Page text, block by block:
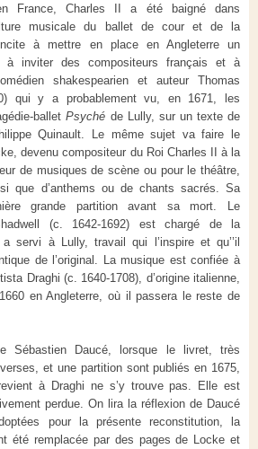
France, Charles II a été baigné dans
musicale du ballet de cour et de la
à mettre en place en Angleterre un
à inviter des compositeurs français et à
shakespearien et auteur Thomas
qui y a probablement vu, en 1671, les
balletPsyché de Lully, sur un texte de
Quinault. Le même sujet va faire le
devenu compositeur du Roi Charles II à la
de musiques de scène ou pour le théâtre,
que d’anthems ou de chants sacrés. Sa
grande partition avant sa mort. Le
(c. 1642-1692) est chargé de la
servi à Lully, travail qui l’inspire et qu’’il
de l’original. La musique est confiée à
Draghi (c. 1640-1708), d’origine italienne,
en Angleterre, où il passera le reste de
Sébastien Daucé, lorsque le livret, très
et une partition sont publiés en 1675,
à Draghi ne s’y trouve pas. Elle est
perdue. On lira la réflexion de Daucé
pour la présente reconstitution, la
été remplacée par des pages de Locke et